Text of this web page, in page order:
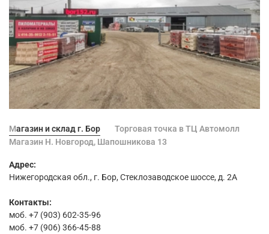
Магазин и склад г. Бор
Торговая точка в ТЦ Автомолл
Магазин Н. Новгород, Шапошникова 13
Адрес:
Нижегородская обл., г. Бор, Стеклозаводское шоссе, д. 2А
Контакты:
моб. +7 (903) 602-35-96
моб. +7 (906) 366-45-88